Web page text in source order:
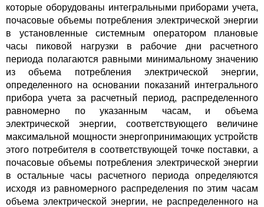
которые оборудованы интегральными приборами учета,
почасовые объемы потребления электрической энергии
в установленные системным оператором плановые
часы пиковой нагрузки в рабочие дни расчетного
периода полагаются равными минимальному значению
из объема потребления электрической энергии,
определенного на основании показаний интегрального
прибора учета за расчетный период, распределенного
равномерно по указанным часам, и объема
электрической энергии, соответствующего величине
максимальной мощности энергопринимающих устройств
этого потребителя в соответствующей точке поставки, а
почасовые объемы потребления электрической энергии
в остальные часы расчетного периода определяются
исходя из равномерного распределения по этим часам
объема электрической энергии, не распределенного на